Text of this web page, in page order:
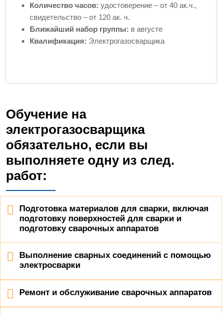
Количество часов: удостоверение – от 40 ак.ч.,
свидетельство – от 120 ак. ч.
Ближайший набор группы: в августе
Квалификация: Электрогазосварщика
Обучение на
электрогазосварщика
обязательно, если вы
выполняете одну из след.
работ:
Подготовка материалов для сварки, включая
подготовку поверхностей для сварки и
подготовку сварочных аппаратов
Выполнение сварных соединений с помощью
электросварки
Ремонт и обслуживание сварочных аппаратов